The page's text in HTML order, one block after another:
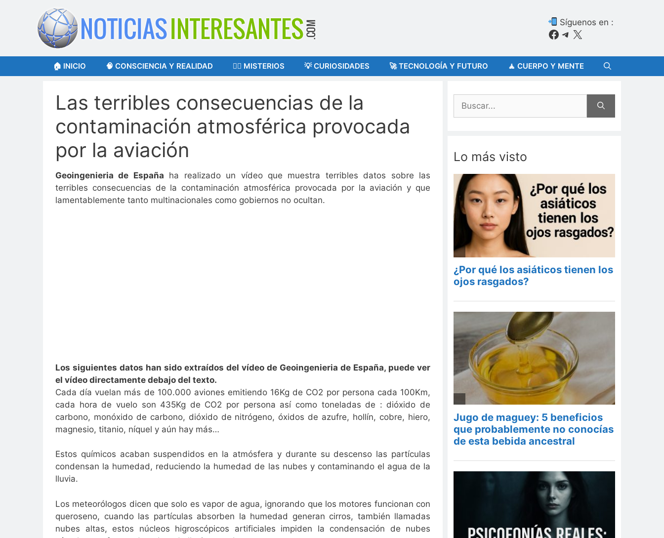
contenido
Síguenos en :
Facebook
Telegram
X
🏠 INICIO 🧠 CONSCIENCIA Y REALIDAD 🕵️‍♂️ MISTERIOS 💡 CURIOSIDADES 🚀 TECNOLOGÍA Y FUTURO 🧘 CUERPO Y MENTE
Las terribles consecuencias de la
contaminación atmosférica provocada
por la aviación
Geoingenieria de España ha realizado un vídeo que muestra terribles datos sobre las
terribles consecuencias de la contaminación atmosférica provocada por la aviación y que
lamentablemente tanto multinacionales como gobiernos no ocultan.
Los siguientes datos han sido extraídos del vídeo de Geoingenieria de España, puede ver
el vídeo directamente debajo del texto.
Cada día vuelan más de 100.000 aviones emitiendo 16Kg de CO2 por persona cada 100Km,
cada hora de vuelo son 435Kg de CO2 por persona así como toneladas de : dióxido de
carbono, monóxido de carbono, dióxido de nitrógeno, óxidos de azufre, hollín, cobre, hiero,
magnesio, titanio, níquel y aún hay más…
Estos químicos acaban suspendidos en la atmósfera y durante su descenso las partículas
condensan la humedad, reduciendo la humedad de las nubes y contaminando el agua de la
lluvia.
Los meteorólogos dicen que solo es vapor de agua, ignorando que los motores funcionan con
queroseno, cuando las partículas absorben la humedad generan cirros, también llamadas
nubes altas, estos núcleos higroscópicos artificiales impiden la condensación de nubes
Buscar:
Lo más visto